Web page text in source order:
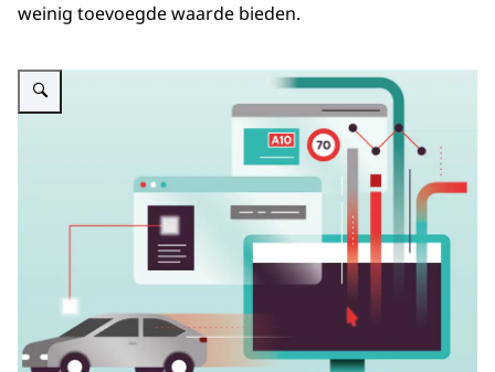
weinig toevoegde waarde bieden.
Vergroot afbeelding NWB portfolio graphic